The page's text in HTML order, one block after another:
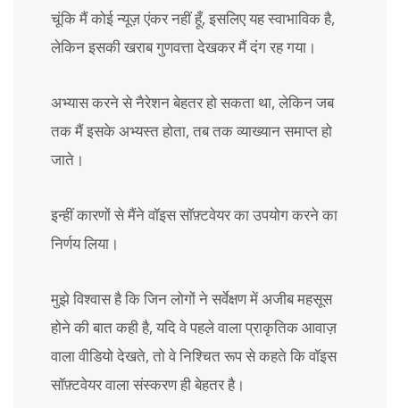
चूंकि मैं कोई न्यूज़ एंकर नहीं हूँ, इसलिए यह स्वाभाविक है,
लेकिन इसकी खराब गुणवत्ता देखकर मैं दंग रह गया।
अभ्यास करने से नैरेशन बेहतर हो सकता था, लेकिन जब
तक मैं इसके अभ्यस्त होता, तब तक व्याख्यान समाप्त हो
जाते।
इन्हीं कारणों से मैंने वॉइस सॉफ़्टवेयर का उपयोग करने का
निर्णय लिया।
मुझे विश्वास है कि जिन लोगों ने सर्वेक्षण में अजीब महसूस
होने की बात कही है, यदि वे पहले वाला प्राकृतिक आवाज़
वाला वीडियो देखते, तो वे निश्चित रूप से कहते कि वॉइस
सॉफ़्टवेयर वाला संस्करण ही बेहतर है।